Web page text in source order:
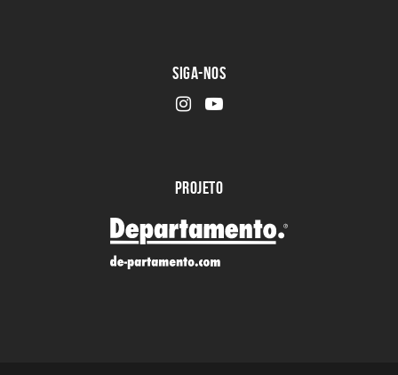
SIGA-NOS
PROJETO